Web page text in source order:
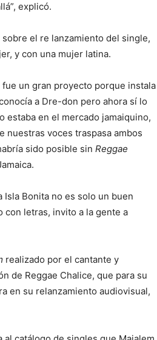
explicó.
sobre el re lanzamiento del single,
y con una mujer latina.
un gran proyecto porque instala
a Dre-don pero ahora sí lo
estaba en el mercado jamaiquino,
nuestras voces traspasa ambos
sido posible sin Reggae
Isla Bonita no es solo un buen
con letras, invito a la gente a
realizado por el cantante y
de Reggae Chalice, que para su
en su relanzamiento audiovisual,